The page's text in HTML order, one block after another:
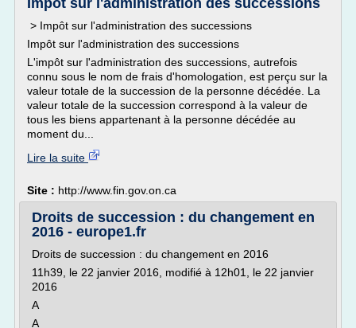
Impôt sur l'administration des successions
> Impôt sur l'administration des successions
Impôt sur l'administration des successions
L'impôt sur l'administration des successions, autrefois
connu sous le nom de frais d'homologation, est perçu sur la
valeur totale de la succession de la personne décédée. La
valeur totale de la succession correspond à la valeur de
tous les biens appartenant à la personne décédée au
moment du...
Lire la suite
Site : http://www.fin.gov.on.ca
Droits de succession : du changement en
2016 - europe1.fr
Droits de succession : du changement en 2016
11h39, le 22 janvier 2016, modifié à 12h01, le 22 janvier
2016
A
A